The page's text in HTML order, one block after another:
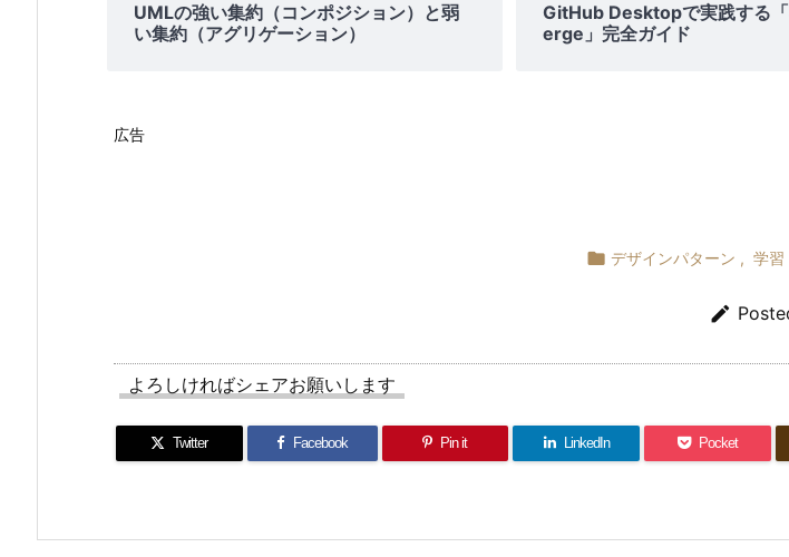
の
S
転
原
則
UMLの強い集約（コンポジション）と弱
い集約（アグリゲーション）
GitHub Desktopで実践する
erge」完全ガイド
広告
 デザインパターン , 学習

よろしければシェアお願いします
Twitter Facebook Pin it LinkedIn Pocket